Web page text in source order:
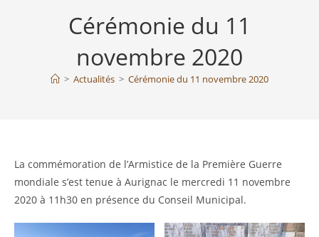
Cérémonie du 11
novembre 2020
> Actualités > Cérémonie du 11 novembre 2020
La commémoration de l’Armistice de la Première Guerre
mondiale s’est tenue à Aurignac le mercredi 11 novembre
2020 à 11h30 en présence du Conseil Municipal.